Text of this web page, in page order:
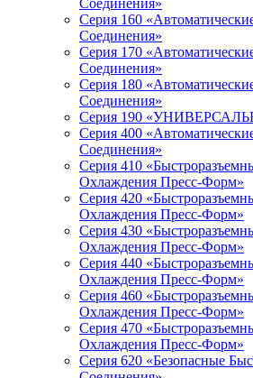
Серия 160
Соединения»
Серия 170
Соединения»
Серия 180
Соединения»
Серия 190
Серия 400
Соединения»
Серия 410
Охлаждения Пресс-Форм»
Серия 420
Охлаждения Пресс-Форм»
Серия 430
Охлаждения Пресс-Форм»
Серия 440
Охлаждения Пресс-Форм»
Серия 460
Охлаждения Пресс-Форм»
Серия 470
Охлаждения Пресс-Форм»
Серия 620 «Безопасные